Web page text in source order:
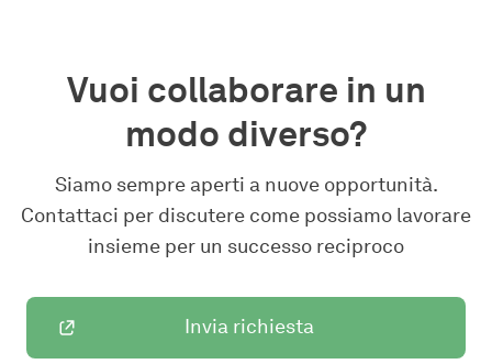
Vuoi collaborare in un
modo diverso?
Siamo sempre aperti a nuove opportunità.
Contattaci per discutere come possiamo lavorare
insieme per un successo reciproco
Invia richiesta